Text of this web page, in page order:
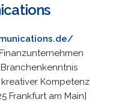
Kompetenz
Frankfurt am Main]